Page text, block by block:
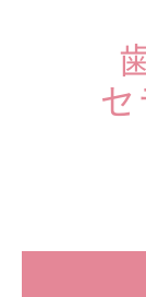
セ